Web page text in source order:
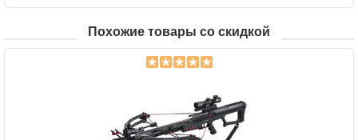
Похожие товары со скидкой